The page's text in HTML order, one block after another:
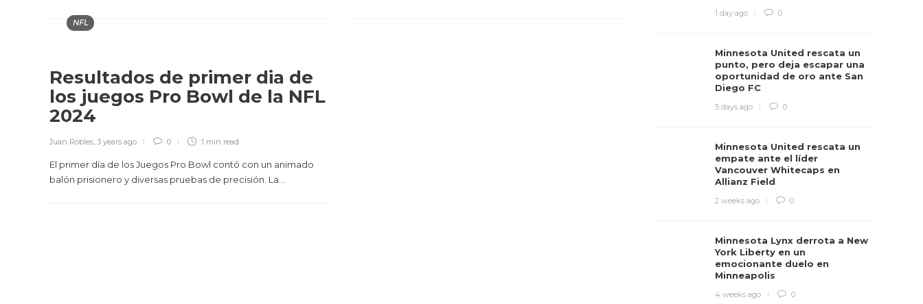
NFL
Resultados de primer dia de
los juegos Pro Bowl de la NFL
2024
Juan Robles, 3 years ago 0 1 min read
El primer día de los Juegos Pro Bowl contó con un animado
balón prisionero y diversas pruebas de precisión. La...
1 day ago 0
Minnesota United rescata un
punto, pero deja escapar una
oportunidad de oro ante San
Diego FC
5 days ago 0
Minnesota United rescata un
empate ante el líder
Vancouver Whitecaps en
Allianz Field
2 weeks ago 0
Minnesota Lynx derrota a New
York Liberty en un
emocionante duelo en
Minneapolis
4 weeks ago 0